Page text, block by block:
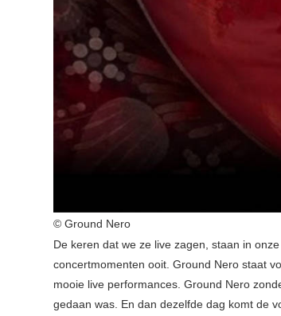
© Ground Nero
De keren dat we ze live zagen, staan in
concertmomenten ooit. Ground Nero staat
mooie live performances. Ground Nero
gedaan was. En dan dezelfde dag komt de